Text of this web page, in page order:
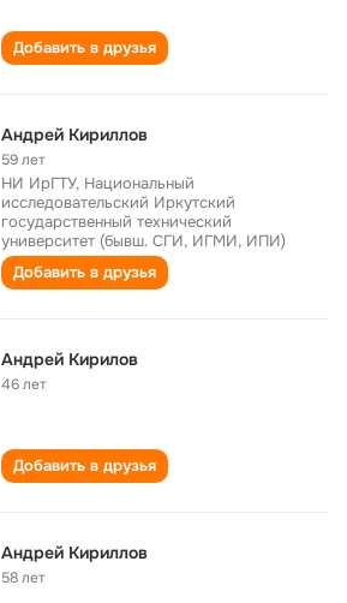
Добавить в друзья
Андрей Кириллов
59 лет
НИ ИрГТУ, Национальный
исследовательский Иркутский
государственный технический
университет (бывш. СГИ, ИГМИ, ИПИ)
Добавить в друзья
Андрей Кирилов
46 лет
Добавить в друзья
Андрей Кириллов
58 лет